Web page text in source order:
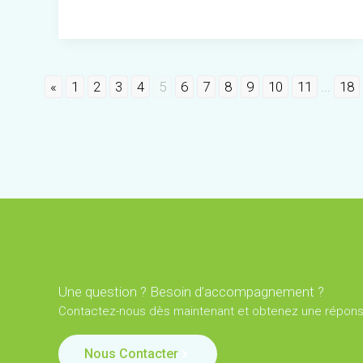
sur
crise
« 1 2 3 4 5 6 7 8 9 10 11 18
Une question ? Besoin d’accompagnement ?
Contactez-nous dès maintenant et obtenez une
Nous Contacter